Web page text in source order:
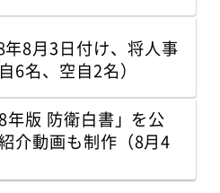
8月3日付け、将人事
6名、空自2名）
年版 防衛白書」を公
介動画も制作（8月4